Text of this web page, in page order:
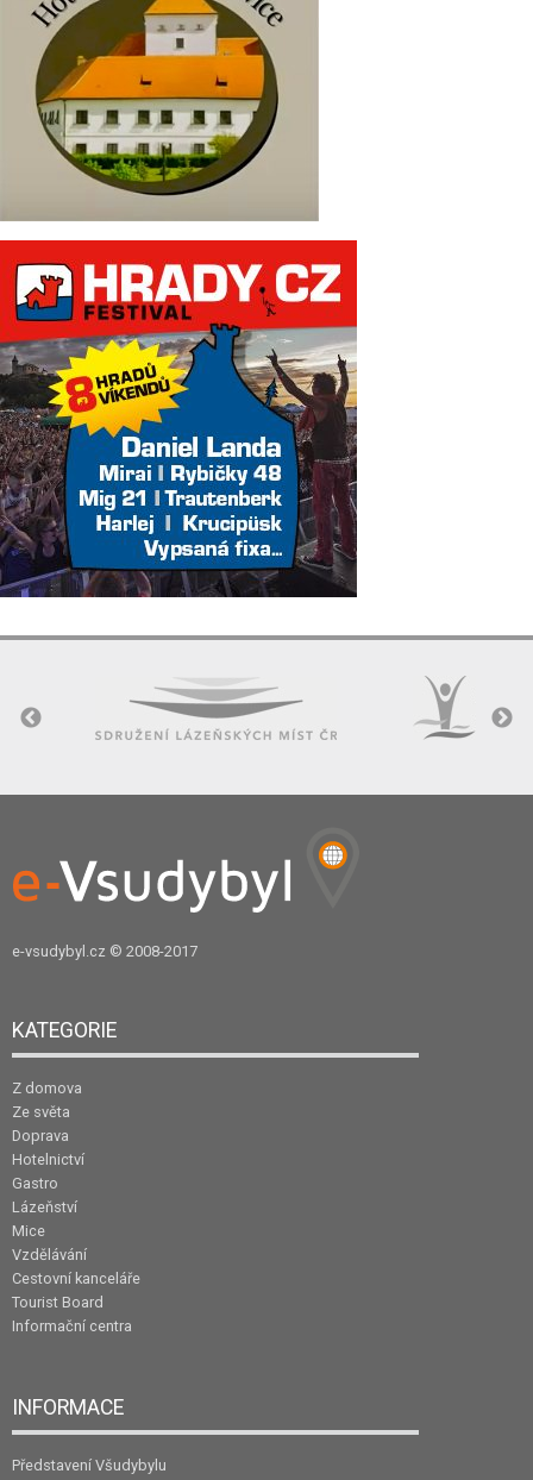
e-vsudybyl.cz © 2008-2017
KATEGORIE
Z domova
Ze světa
Doprava
Hotelnictví
Gastro
Lázeňství
Mice
Vzdělávání
Cestovní kanceláře
Tourist Board
Informační centra
INFORMACE
Představení Všudybylu